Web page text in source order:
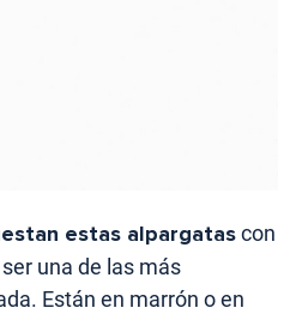
estas alpargatascon
una de las más
Están en marrón o en